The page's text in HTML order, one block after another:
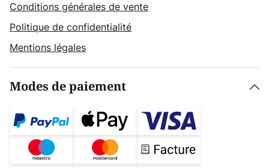
Conditions générales de vente
Politique de confidentialité
Mentions légales
Modes de paiement